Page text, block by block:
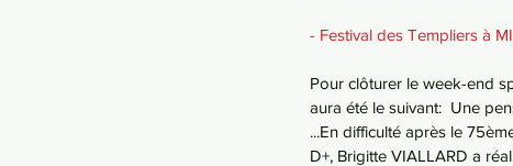
- Festival des Templiers à
Pour clôturer le week-end
aura été le suivant:  Une
...En difficulté après le
D+, Brigitte VIALLARD a